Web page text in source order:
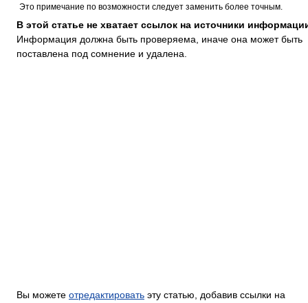
Это примечание по возможности следует заменить более точным.
В этой статье не хватает ссылок на источники
Информация должна быть проверяема, иначе она может быть
поставлена под сомнение и удалена.
Вы можете отредактировать эту статью, добавив ссылки на